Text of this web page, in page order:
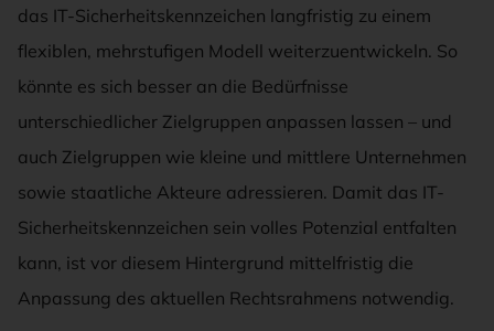
das IT-Sicherheitskennzeichen langfristig zu einem
flexiblen, mehrstufigen Modell weiterzuentwickeln. So
könnte es sich besser an die Bedürfnisse
unterschiedlicher Zielgruppen anpassen lassen – und
auch Zielgruppen wie kleine und mittlere Unternehmen
sowie staatliche Akteure adressieren. Damit das IT-
Sicherheitskennzeichen sein volles Potenzial entfalten
kann, ist vor diesem Hintergrund mittelfristig die
Anpassung des aktuellen Rechtsrahmens notwendig.